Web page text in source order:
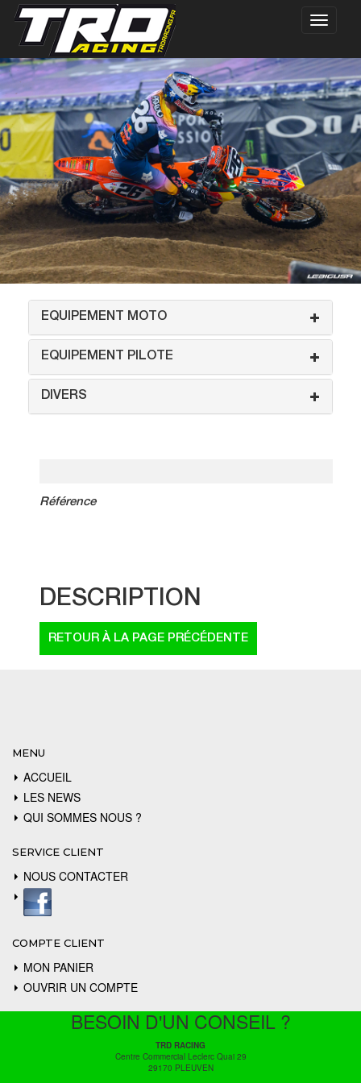
EQUIPEMENT MOTO
EQUIPEMENT PILOTE
DIVERS
Référence
DESCRIPTION
MENU
ACCUEIL
LES NEWS
QUI SOMMES NOUS ?
SERVICE CLIENT
NOUS CONTACTER
COMPTE CLIENT
MON PANIER
OUVRIR UN COMPTE
BESOIN D'UN CONSEIL ?
TRD RACING
Centre Commercial Leclerc Quai 29
29170 PLEUVEN